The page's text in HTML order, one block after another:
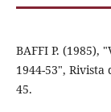
BAFFI P. (1985),
1944-53",
45.